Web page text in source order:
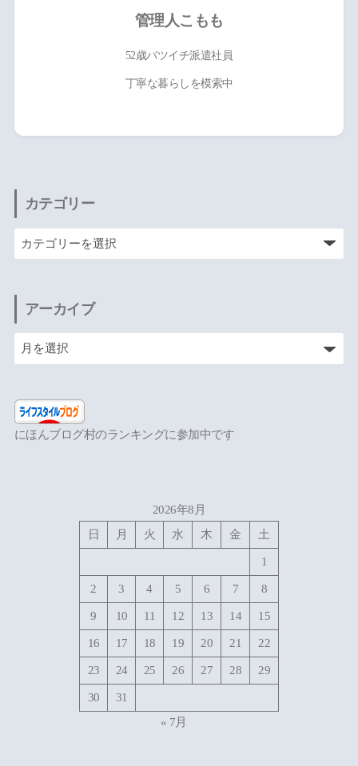
管理人こもも
52歳バツイチ派遣社員
丁寧な暮らしを模索中
カテゴリー
アーカイブ
にほんブログ村のランキングに参加中です
2026年8月
日
月 火 水 木 金 土
1
2 3 4 5 6 7 8
9 10 11 12 13 14 15
16 17 18 19 20 21 22
23 24 25 26 27 28 29
30
31
« 7月